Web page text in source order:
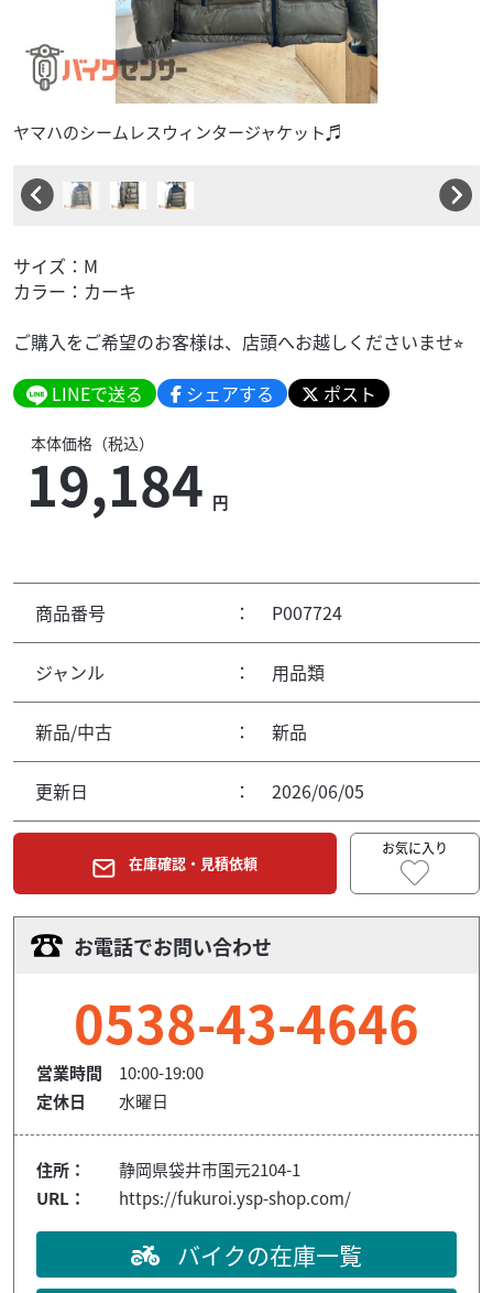
ヤマハのシームレスウィンタージャケット♬
サイズ：M
カラー：カーキ
ご購入をご希望のお客様は、店頭へお越しくださいませ⭐︎
LINEで送る シェアする ポスト
本体価格（税込）
19,184 円
商品番号 ： P007724
ジャンル ： 用品類
新品/中古 ： 新品
更新日 ： 2026/06/05
在庫確認・見積依頼
お気に入り
お電話でお問い合わせ
0538-43-4646
営業時間
10:00-19:00
定休日
水曜日
住所：
静岡県袋井市国元2104-1
URL：
https://fukuroi.ysp-shop.com/
バイクの在庫一覧